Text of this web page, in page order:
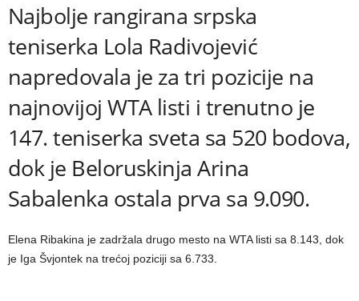
Najbolje rangirana srpska
teniserka Lola Radivojević
napredovala je za tri pozicije na
najnovijoj WTA listi i trenutno je
147. teniserka sveta sa 520 bodova,
dok je Beloruskinja Arina
Sabalenka ostala prva sa 9.090.
Elena Ribakina je zadržala drugo mesto na WTA listi sa 8.143, dok
je Iga Švjontek na trećoj poziciji sa 6.733.